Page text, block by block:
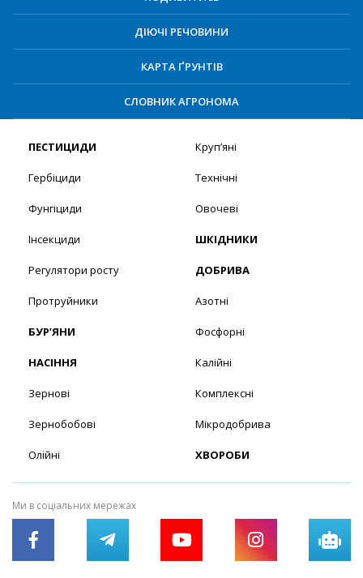
ДІЮЧІ РЕЧОВИНИ
КАРТА ҐРУНТІВ
СЛОВНИК АГРОНОМА
ПЕСТИЦИДИ
Гербіциди
Фунгіциди
Інсекциди
Регулятори росту
Протруйники
БУР’ЯНИ
НАСІННЯ
Зернові
Зернобобові
Олійні
Круп’яні
Технічні
Овочеві
ШКІДНИКИ
ДОБРИВА
Азотні
Фосфорні
Калійні
Комплексні
Мікродобрива
ХВОРОБИ
Ми в соціальних мережах